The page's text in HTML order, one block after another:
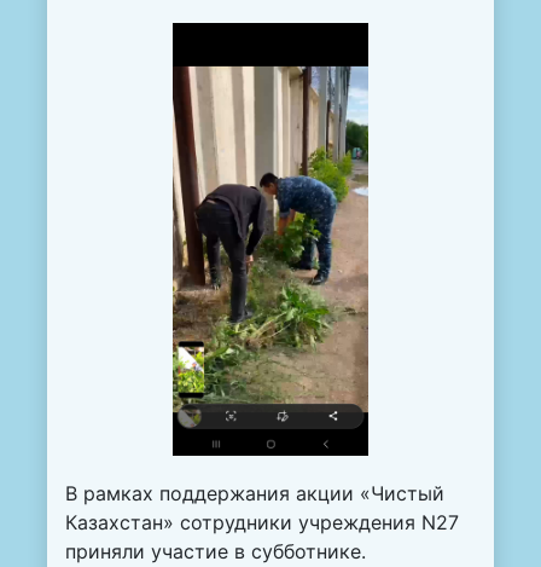
В рамках поддержания акции «Чистый
Казахстан» сотрудники учреждения N27
приняли участие в субботнике.